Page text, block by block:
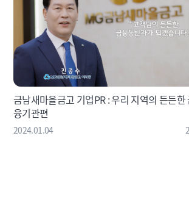
금남새마을금고 기업PR : 우리 지역의 든든한
융기관편
2024.01.04